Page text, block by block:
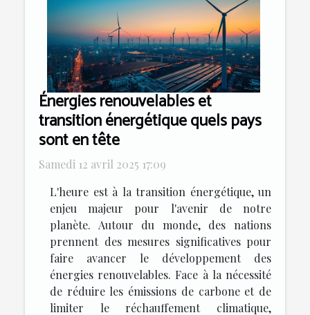
Énergies renouvelables et
transition énergétique quels pays
sont en tête
Samedi 12 avril 2025 17:09
L'heure est à la transition énergétique, un
enjeu majeur pour l'avenir de notre
planète. Autour du monde, des nations
prennent des mesures significatives pour
faire avancer le développement des
énergies renouvelables. Face à la nécessité
de réduire les émissions de carbone et de
limiter le réchauffement climatique,